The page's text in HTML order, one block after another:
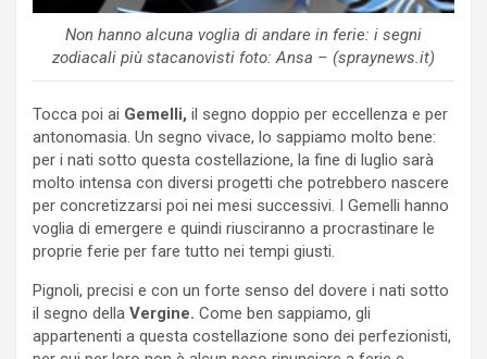
Non hanno alcuna voglia di andare in ferie: i segni
zodiacali più stacanovisti foto: Ansa – (spraynews.it)
Tocca poi ai Gemelli, il segno doppio per eccellenza e per
antonomasia. Un segno vivace, lo sappiamo molto bene:
per i nati sotto questa costellazione, la fine di luglio sarà
molto intensa con diversi progetti che potrebbero nascere
per concretizzarsi poi nei mesi successivi. I Gemelli hanno
voglia di emergere e quindi riusciranno a procrastinare le
proprie ferie per fare tutto nei tempi giusti.
Pignoli, precisi e con un forte senso del dovere i nati sotto
il segno della Vergine. Come ben sappiamo, gli
appartenenti a questa costellazione sono dei perfezionisti,